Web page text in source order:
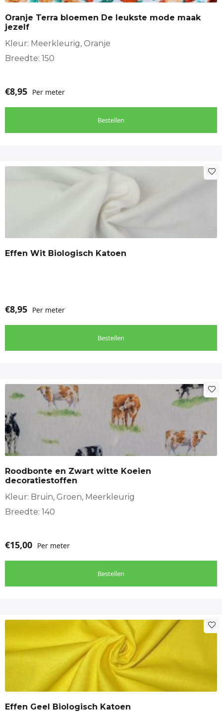
Oranje Terra bloemen De leukste mode maak
jezelf
Kleur: Meerkleurig, Oranje
Breedte: 150
€8,95 Per meter
Bestellen
Effen Wit Biologisch Katoen
€8,95 Per meter
Bestellen
Roodbonte en Zwart witte Koeien
decoratiestoffen
Kleur: Bruin, Groen, Meerkleurig
Breedte: 140
€15,00 Per meter
Bestellen
Effen Geel Biologisch Katoen